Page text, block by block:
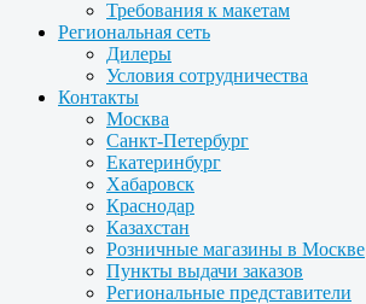
Требования к макетам
Региональная сеть
Дилеры
Условия сотрудничества
Контакты
Москва
Санкт-Петербург
Екатеринбург
Хабаровск
Краснодар
Казахстан
Розничные магазины в Москве
Пункты выдачи заказов
Региональные представители